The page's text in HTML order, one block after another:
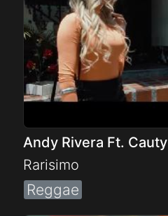
Andy Rivera Ft. Cauty
Rarisimo
Reggae